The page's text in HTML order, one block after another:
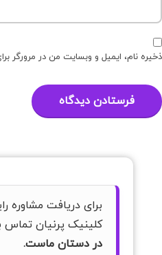
ذخیره نام، ایمیل و وبسایت من در مرورگر
برای دریافت مشاوره
کلینیک پرنیان تماس
در دستان ماست.